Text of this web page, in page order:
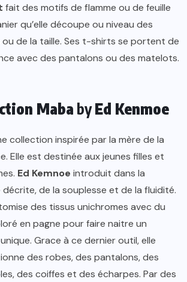
fait des motifs de flamme ou de feuille
qu’elle découpe ou niveau des
ou de la taille. Ses t-shirts se portent de
avec des pantalons ou des matelots.
Maba byEd Kenmoe
collection inspirée par la mère de la
Elle est destinée aux jeunes filles et
Ed Kemnoe introduit dans la
décrite, de la souplesse et de la fluidité.
des tissus unichromes avec du
en pagne pour faire naitre un
Grace à ce dernier outil, elle
des robes, des pantalons, des
des coiffes et des écharpes. Par des